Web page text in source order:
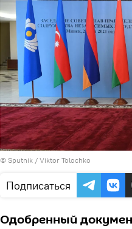
© Sputnik / Viktor Tolochko
Подписаться
Одобренный